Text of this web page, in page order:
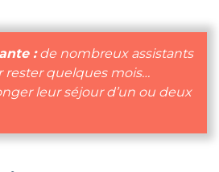
:de nombreux assistants
quelques mois…
leur séjour d’un ou deux